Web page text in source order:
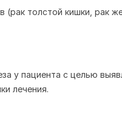
(рак толстой кишки, рак
у пациента с целью
лечения.